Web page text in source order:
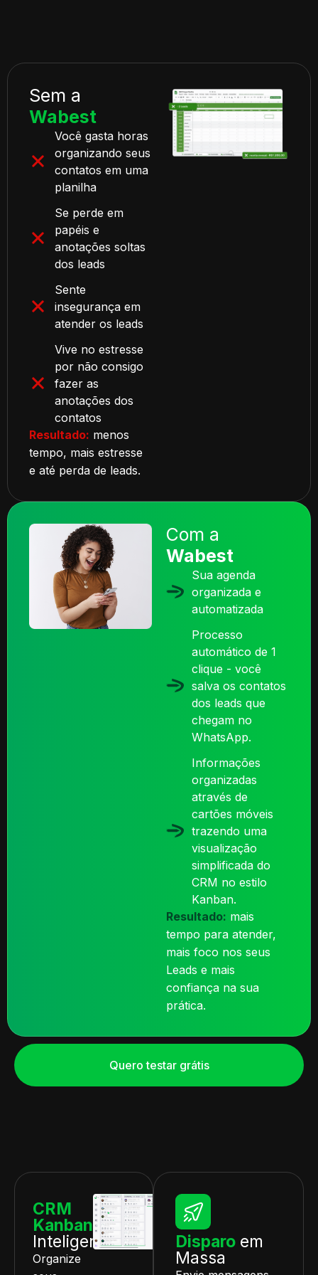
Sem a
Wabest
Você gasta horas
organizando seus
contatos em uma
planilha
Se perde em
papéis e
anotações soltas
dos leads
Sente
insegurança em
atender os leads
Vive no estresse
por não consigo
fazer as
anotações dos
contatos
Resultado: menos
tempo, mais estresse
e até perda de leads.
Com a
Wabest
Sua agenda
organizada e
automatizada
Processo
automático de 1
clique - você
salva os contatos
dos leads que
chegam no
WhatsApp.
Informações
organizadas
através de
cartões móveis
trazendo uma
visualização
simplificada do
CRM no estilo
Kanban.
Resultado: mais
tempo para atender,
mais foco nos seus
Leads e mais
confiança na sua
prática.
Quero testar grátis
CRM
Kanban
Inteligente
Organize
Disparo em
Massa